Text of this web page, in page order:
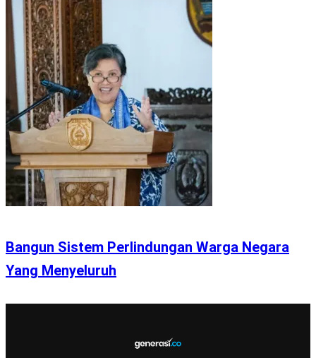
Bangun Sistem Perlindungan Warga Negara
Yang Menyeluruh